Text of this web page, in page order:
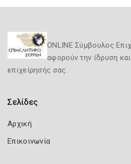
ONLINE Σύμβουλος
αφορούν την ίδρυση
επιχείρησής σας.
Σελίδες
Αρχική
Επικοινωνία